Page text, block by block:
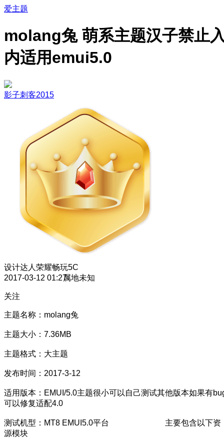
爱主题
molang兔 萌系主题汉子禁止
内适用emui5.0
影子刺客2015
设计达人 荣耀畅玩5C
2017-03-12 01:27属地未知
关注
主题名称：molang兔
主题大小：7.36MB
主题格式：大主题
发布时间：2017-3-12
适用版本：EMUI/5.0主题很小可以自己测试其他版本如果有
可以修复适配4.0
测试机型：MT8 EMUI5.0平台 主要包含以下资
源模块